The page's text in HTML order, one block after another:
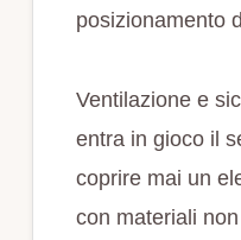
posizionamento
Ventilazione e
entra in gioco il
coprire mai un
con materiali